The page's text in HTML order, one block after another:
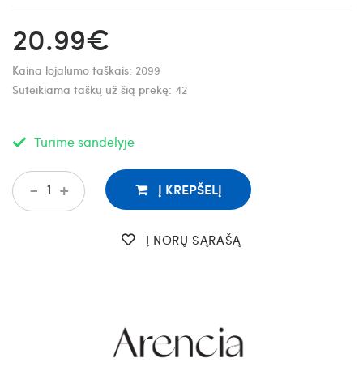
20.99€
Kaina lojalumo taškais: 2099
Suteikiama taškų už šią prekę: 42
Turime sandėlyje
+
- Į KREPŠELĮ
Į NORŲ SĄRAŠĄ